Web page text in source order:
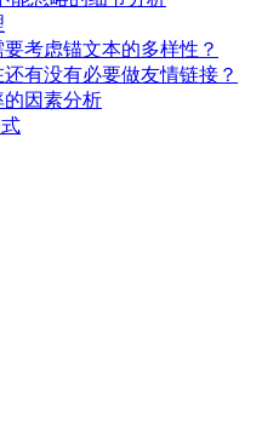
考虑锚文本的多样性？
有没有必要做友情链接？
的因素分析